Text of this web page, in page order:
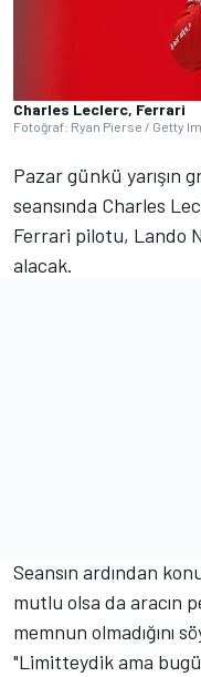
Charles Leclerc, Ferrari
Fotoğraf: Ryan Pierse / Getty
Pazar günkü yarışın
seansında Charles
Ferrari pilotu, Lando
alacak.
Seansın ardından
mutlu olsa da aracın
memnun olmadığını
"Limitteydik ama